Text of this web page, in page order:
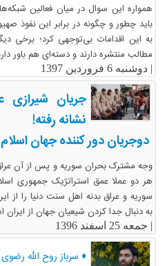
همواره این سوال در میان فعالین
باید چطور و چگونه در برابر این نفوذ
به این اقدامات بی‌توجهی کرد؛ برخی
مطالب منتشره دارند و دسته‌ای هم باور
| دوشنبه 6 فروردین 1397
جریان شیرازی
نشانه رفته!
دوجریان دور کننده جهان
وجه مشترک بحران سوریه و پس از آن
هر دو عملا عمق استراتژیک جمهوری
سوریه و عراق بدنه اهل سنت دنیا را از
به دنبال جدا کردن شیعیان جهان از
| جمعه 25 اسفند 1396
♦ سرباز روح الله رضوی